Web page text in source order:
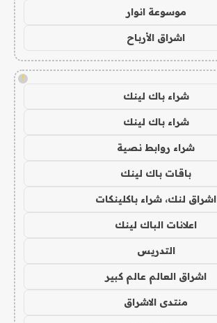
موسوعة انوار
اشراق الأرباح
!
شراء باك لينك
شراء باك لينك
شراء روابط نصية
باقات باك لينك
اشراق لنك، شراء باكلينكات
اعلانات الباك لينك
التدريس
اشراق العالم عالم كبير
منتدى الاشراق